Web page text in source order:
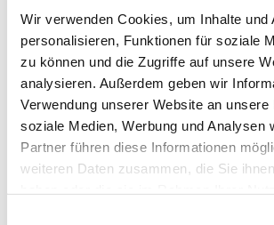
Wir verwenden Cookies, um Inhalte und
personalisieren, Funktionen für soziale
zu können und die Zugriffe auf unsere
analysieren. Außerdem geben wir
Verwendung unserer Website an unsere
soziale Medien, Werbung und Analysen
Partner führen diese Informationen
weiteren Daten zusammen, die Sie
Dies könnte Sie
interessieren